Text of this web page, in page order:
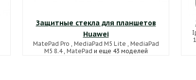
Защитные стекла для планшетов
Huawei
MatePad Pro , MediaPad M5 Lite , MediaPad
M5 8.4, MatePad и еще 43 моделей